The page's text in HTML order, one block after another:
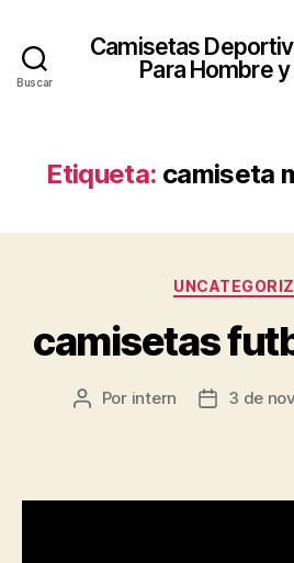
Buscar
Camisetas
Para Hombre
Etiqueta: camiseta
camisetas
Autor
Por intern
Fecha
3 de